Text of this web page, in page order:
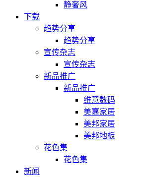
静奢风
下载
趋势分享
趋势分享
宣传杂志
宣传杂志
新品推广
新品推广
维意数码
美嘉家居
美邦家居
美邦地板
花色集
花色集
新闻